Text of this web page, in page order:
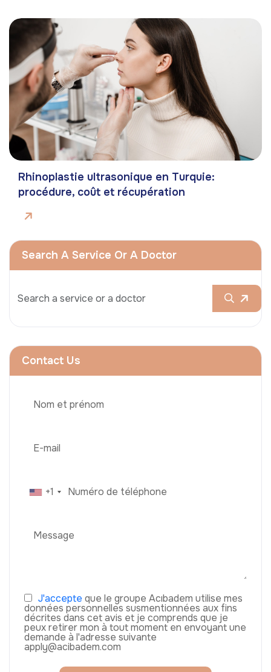
Rhinoplastie ultrasonique en Turquie:
procédure, coût et récupération
Search A Service Or A Doctor
Contact Us
+1
J'accepte que le groupe Acıbadem utilise mes
données personnelles susmentionnées aux fins
décrites dans cet avis et je comprends que je
peux retirer mon à tout moment en envoyant une
demande à l'adresse suivante
apply@acibadem.com